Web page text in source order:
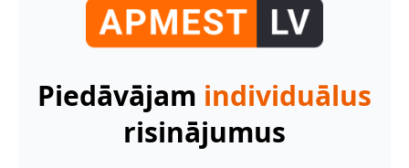
Piedāvājam individuālus
risinājumus